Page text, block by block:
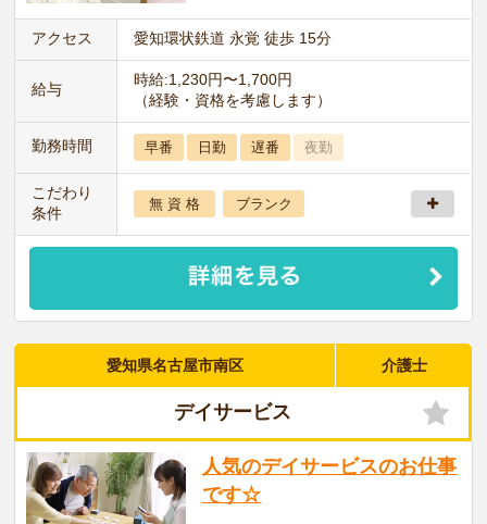
アクセス 愛知環状鉄道 永覚 徒歩 15分
給与
時給:1,230円〜1,700円
（経験・資格を考慮します）
勤務時間 早番 日勤 遅番 夜勤
こだわり
条件
無 資 格 ブランク
愛知県名古屋市南区 介護士
デイサービス
人気のデイサービスのお仕事
です☆